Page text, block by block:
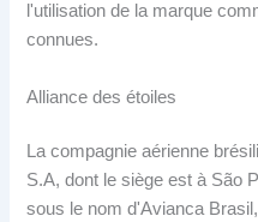
l'utilisation de la marque
connues.
Alliance des étoiles
La compagnie aérienne
S.A, dont le siège est à São
sous le nom d'Avianca